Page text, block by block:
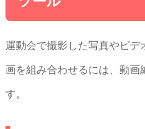
運動会で撮影した写真やビ
画を組み合わせるには、動
す。